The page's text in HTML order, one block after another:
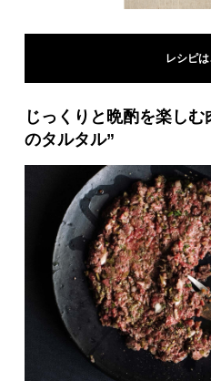
レシピ
じっくりと晩酌を楽し
のタルタル”